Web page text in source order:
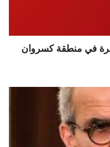
في منطقة كسروان